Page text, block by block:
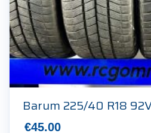
Barum 225/40 R18
€45.00